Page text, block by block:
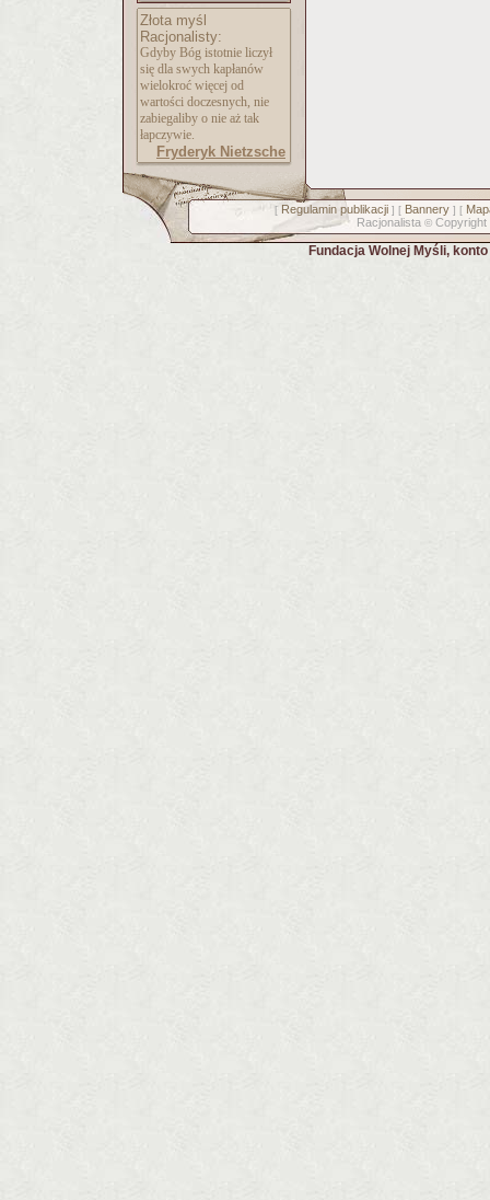
Złota myśl
Racjonalisty:
Gdyby Bóg istotnie liczył
się dla swych kapłanów
wielokroć więcej od
wartości doczesnych, nie
zabiegaliby o nie aż tak
łapczywie.
Fryderyk Nietzsche
[ Regulamin publikacji] [ Bannery] [
Racjonalista © Copyright
Fundacja Wolnej Myśli,